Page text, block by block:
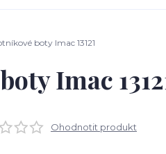
boty Imac 13121
Imac
Ohodnotit produkt